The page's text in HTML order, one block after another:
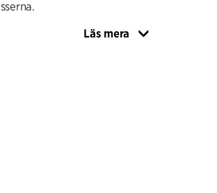
analyser av ”det goda
Läs mera